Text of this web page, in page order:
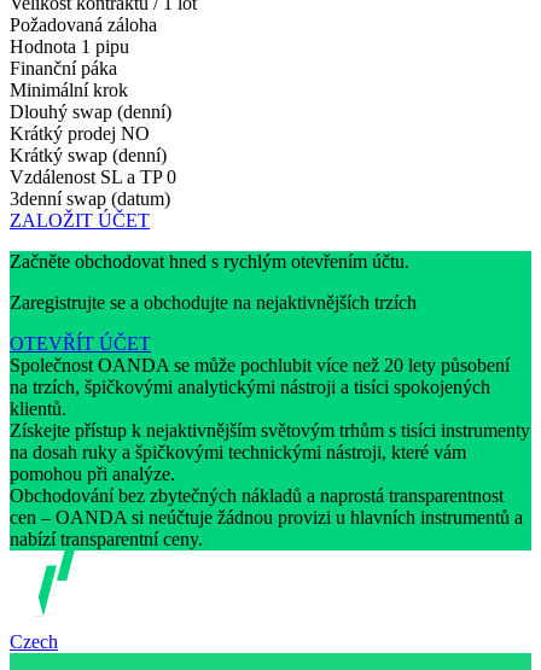
Požadovaná záloha
Hodnota 1 pipu
Finanční páka
Minimální krok
Dlouhý swap (denní)
Krátký prodej NO
Krátký swap (denní)
Vzdálenost SL a TP 0
3denní swap (datum)
ZALOŽIT ÚČET
Začněte obchodovat hned s rychlým otevřením účtu.
Zaregistrujte se a obchodujte na nejaktivnějších trzích
OTEVŘÍT ÚČET
Společnost OANDA se může pochlubit více než 20 lety působení
na trzích, špičkovými analytickými nástroji a tisíci spokojených
klientů.
Získejte přístup k nejaktivnějším světovým trhům s tisíci instrumenty
na dosah ruky a špičkovými technickými nástroji, které vám
pomohou při analýze.
Obchodování bez zbytečných nákladů a naprostá transparentnost
cen – OANDA si neúčtuje žádnou provizi u hlavních instrumentů a
nabízí transparentní ceny.
Czech